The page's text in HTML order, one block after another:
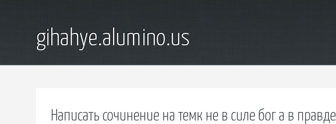
gihahye.alumino.us
Написать сочинение на темк не в силе бог а в правде